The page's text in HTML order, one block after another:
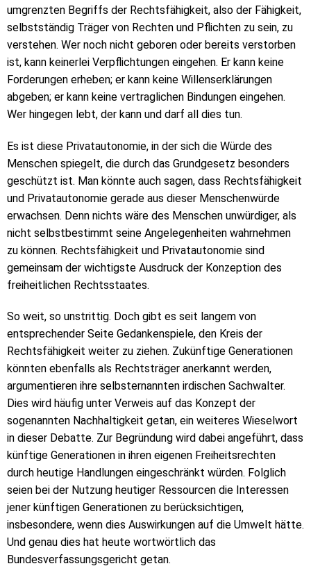
umgrenzten Begriffs der Rechtsfähigkeit, also der Fähigkeit,
selbstständig Träger von Rechten und Pflichten zu sein, zu
verstehen. Wer noch nicht geboren oder bereits verstorben
ist, kann keinerlei Verpflichtungen eingehen. Er kann keine
Forderungen erheben; er kann keine Willenserklärungen
abgeben; er kann keine vertraglichen Bindungen eingehen.
Wer hingegen lebt, der kann und darf all dies tun.
Es ist diese Privatautonomie, in der sich die Würde des
Menschen spiegelt, die durch das Grundgesetz besonders
geschützt ist. Man könnte auch sagen, dass Rechtsfähigkeit
und Privatautonomie gerade aus dieser Menschenwürde
erwachsen. Denn nichts wäre des Menschen unwürdiger, als
nicht selbstbestimmt seine Angelegenheiten wahrnehmen
zu können. Rechtsfähigkeit und Privatautonomie sind
gemeinsam der wichtigste Ausdruck der Konzeption des
freiheitlichen Rechtsstaates.
So weit, so unstrittig. Doch gibt es seit langem von
entsprechender Seite Gedankenspiele, den Kreis der
Rechtsfähigkeit weiter zu ziehen. Zukünftige Generationen
könnten ebenfalls als Rechtsträger anerkannt werden,
argumentieren ihre selbsternannten irdischen Sachwalter.
Dies wird häufig unter Verweis auf das Konzept der
sogenannten Nachhaltigkeit getan, ein weiteres Wieselwort
in dieser Debatte. Zur Begründung wird dabei angeführt, dass
künftige Generationen in ihren eigenen Freiheitsrechten
durch heutige Handlungen eingeschränkt würden. Folglich
seien bei der Nutzung heutiger Ressourcen die Interessen
jener künftigen Generationen zu berücksichtigen,
insbesondere, wenn dies Auswirkungen auf die Umwelt hätte.
Und genau dies hat heute wortwörtlich das
Bundesverfassungsgericht getan.